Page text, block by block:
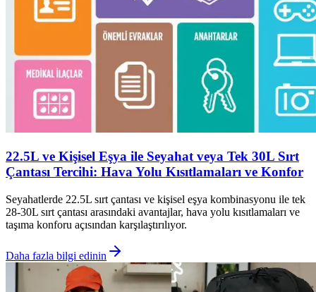
22.5L ve Kişisel Eşya ile Seyahat veya Tek 30L Sırt
Çantası Tercihi: Hava Yolu Kısıtlamaları ve Konfor
Seyahatlerde 22.5L sırt çantası ve kişisel eşya kombinasyonu ile tek
28-30L sırt çantası arasındaki avantajlar, hava yolu kısıtlamaları ve
taşıma konforu açısından karşılaştırılıyor.
Daha fazla bilgi edinin